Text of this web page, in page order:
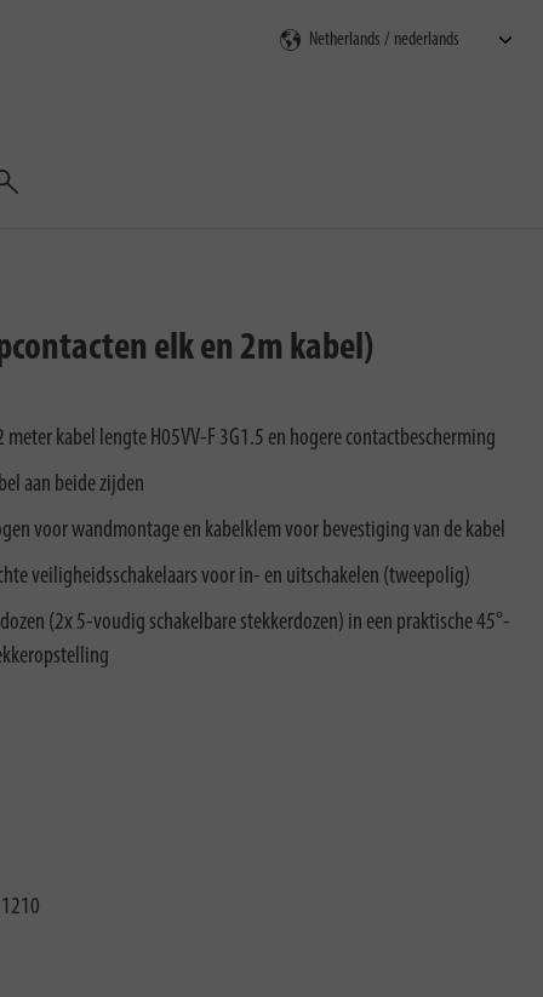
Zoeken
elk en 2m kabel)
kabel lengte H05VV-F 3G1.5 en hogere contactbescherming
aan beide zijden
voor wandmontage en kabelklem voor bevestiging van de kabel
veiligheidsschakelaars voor in- en uitschakelen (tweepolig)
(2x 5-voudig schakelbare stekkerdozen) in een praktische 45°-